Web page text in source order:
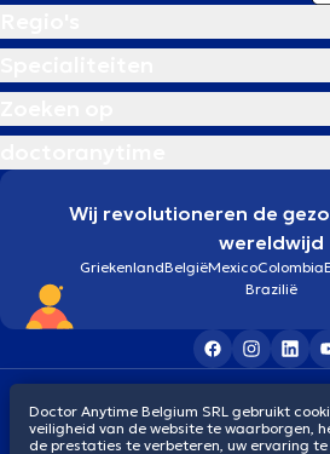
Wij revolutioneren de
wereldwijd
GriekenlandBelgiëMexicoColombia
Brazilië
© 2026
Doctor Anytime Belgium SRL gebruikt
veiligheid van de website te waarborgen,
de prestaties te verbeteren, uw ervaring te